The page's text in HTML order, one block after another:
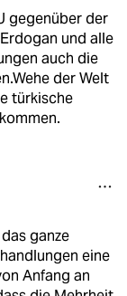
gegenüber der
und alle
auch die
der Welt
türkische
ganze
eine
Anfang an